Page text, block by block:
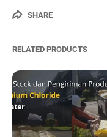
SHARE
RELATED PRODUCTS